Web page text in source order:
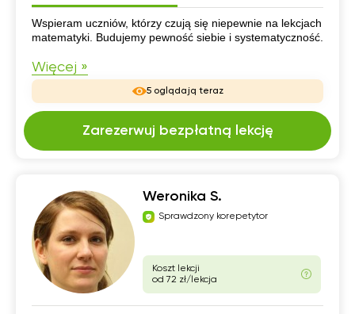
CV
Wspieram uczniów, którzy czują się niepewnie na lekcjach
matematyki. Budujemy pewność siebie i systematyczność.
Więcej »
5 oglądają teraz
Zarezerwuj bezpłatną lekcję
Weronika S.
Sprawdzony korepetytor
Koszt lekcji
od 72 zł/lekcja